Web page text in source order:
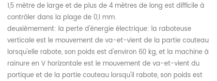
1,5 mètre de large et de plus de 4 mètres de long est difficile à
contrôler dans la plage de 0,1 mm.
deuxièmement: la perte d'énergie électrique: la raboteuse
verticale est le mouvement de va-et-vient de la partie couteau
lorsqu'elle rabote, son poids est d'environ 60 kg, et la machine à
rainure en V horizontale est le mouvement de va-et-vient du
portique et de la partie couteau lorsqu'il rabote, son poids est